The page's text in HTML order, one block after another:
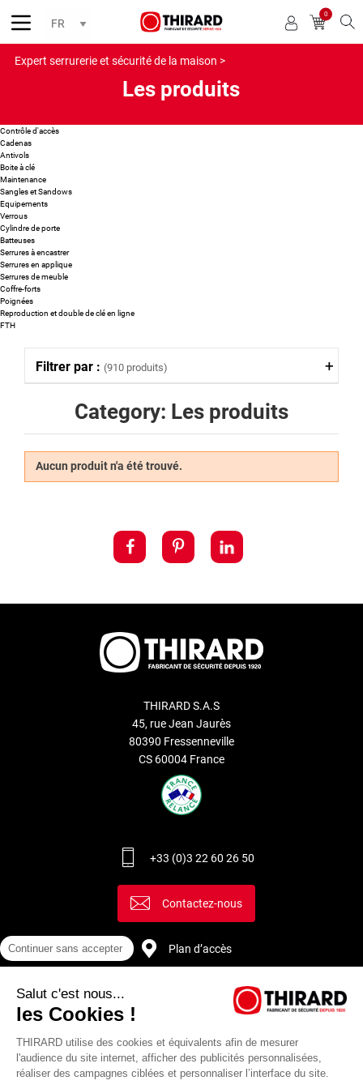
0
Expert serrurerie et sécurité de la maison >
Les produits
Contrôle d'accès
Cadenas
Antivols
Boite à clé
Maintenance
Sangles et Sandows
Equipements
Verrous
Cylindre de porte
Batteuses
Serrures à encastrer
Serrures en applique
Serrures de meuble
Coffre-forts
Poignées
Reproduction et double de clé en ligne
FTH
Category: Les produits
Aucun produit n'a été trouvé.
Filtrer par : (910 produits)
THIRARD S.A.S
45, rue Jean Jaurès
80390 Fressenneville
CS 60004 France
+33 (0)3 22 60 26 50
Contactez-nous
Plan d’accès
Continuer sans accepter
Salut c'est nous...
les Cookies !
THIRARD utilise des cookies et équivalents afin de mesurer
l'audience du site internet, afficher des publicités personnalisées,
réaliser des campagnes ciblées et personnaliser l’interface du site.